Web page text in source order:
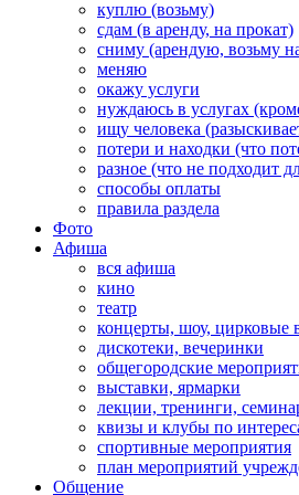
куплю (возьму)
сдам (в аренду, на прокат)
сниму (арендую, возьму
меняю
окажу услуги
нуждаюсь в услугах
ищу человека
потери и находки (что
разное (что не подходит
способы оплаты
правила раздела
Фото
Афиша
вся афиша
кино
театр
концерты, шоу, цирковые
дискотеки, вечеринки
общегородские
выставки, ярмарки
лекции, тренинги,
квизы и клубы по
спортивные мероприятия
план мероприятий
Общение